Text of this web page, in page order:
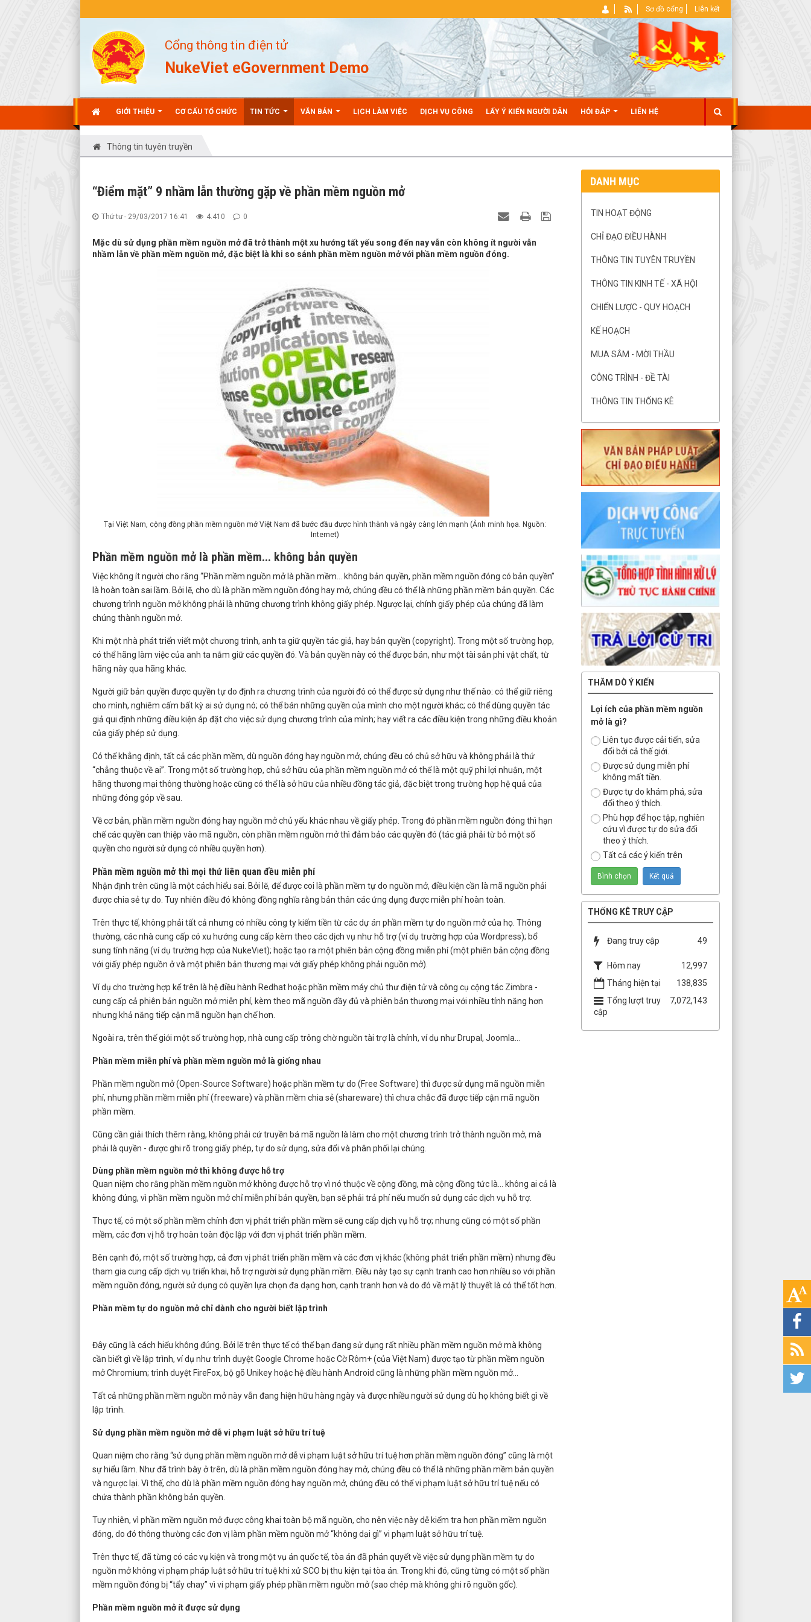
Cổng thông tin điện tử
NukeViet eGovernment Demo
GIỚI THIỆU CƠ CẤU TỔ CHỨC TIN TỨC VĂN BẢN LỊCH LÀM VIỆC DỊCH VỤ CÔNG LẤY Ý KIẾN NGƯỜI DÂN HỎI ĐÁP LIÊN HỆ
Sơ đồ cổng Liên kết
Thông tin tuyên truyền
“Điểm mặt” 9 nhầm lẫn thường gặp về phần mềm nguồn mở
Thứ tư - 29/03/2017 16:41 4.410 0
Mặc dù sử dụng phần mềm nguồn mở đã trở thành một xu hướng tất yếu song đến nay vẫn còn không ít người vẫn
nhầm lẫn về phần mềm nguồn mở, đặc biệt là khi so sánh phần mềm nguồn mở với phần mềm nguồn đóng.
Tại Việt Nam, cộng đồng phần mềm nguồn mở Việt Nam đã bước đầu được hình thành và ngày càng lớn mạnh (Ảnh minh họa. Nguồn:
Internet)
Phần mềm nguồn mở là phần mềm... không bản quyền
Việc không ít người cho rằng “Phần mềm nguồn mở là phần mềm... không bản quyền, phần mềm nguồn đóng có bản quyền”
là hoàn toàn sai lầm. Bởi lẽ, cho dù là phần mềm nguồn đóng hay mở, chúng đều có thể là những phần mềm bản quyền. Các
chương trình nguồn mở không phải là những chương trình không giấy phép. Ngược lại, chính giấy phép của chúng đã làm
chúng thành nguồn mở.
Khi một nhà phát triển viết một chương trình, anh ta giữ quyền tác giả, hay bản quyền (copyright). Trong một số trường hợp,
có thể hãng làm việc của anh ta nắm giữ các quyền đó. Và bản quyền này có thể được bán, như một tài sản phi vật chất, từ
hãng này qua hãng khác.
Người giữ bản quyền được quyền tự do định ra chương trình của người đó có thể được sử dụng như thế nào: có thể giữ riêng
cho mình, nghiêm cấm bất kỳ ai sử dụng nó; có thể bán những quyền của mình cho một người khác; có thể dùng quyền tác
giả qui định những điều kiện áp đặt cho việc sử dụng chương trình của mình; hay viết ra các điều kiện trong những điều khoản
của giấy phép sử dụng.
Có thể khẳng định, tất cả các phần mềm, dù nguồn đóng hay nguồn mở, chúng đều có chủ sở hữu và không phải là thứ
“chẳng thuộc về ai”. Trong một số trường hợp, chủ sở hữu của phần mềm nguồn mở có thể là một quỹ phi lợi nhuận, một
hãng thương mại thông thường hoặc cũng có thể là sở hữu của nhiều đồng tác giả, đặc biệt trong trường hợp hệ quả của
những đóng góp về sau.
Về cơ bản, phần mềm nguồn đóng hay nguồn mở chủ yếu khác nhau về giấy phép. Trong đó phần mềm nguồn đóng thì hạn
chế các quyền can thiệp vào mã nguồn, còn phần mềm nguồn mở thì đảm bảo các quyền đó (tác giả phải từ bỏ một số
quyền cho người sử dụng có nhiều quyền hơn).
Phần mềm nguồn mở thì mọi thứ liên quan đều miễn phí
Nhận định trên cũng là một cách hiểu sai. Bởi lẽ, để được coi là phần mềm tự do nguồn mở, điều kiện cần là mã nguồn phải
được chia sẻ tự do. Tuy nhiên điều đó không đồng nghĩa rằng bản thân các ứng dụng được miễn phí hoàn toàn.
Trên thực tế, không phải tất cả nhưng có nhiều công ty kiếm tiền từ các dự án phần mềm tự do nguồn mở của họ. Thông
thường, các nhà cung cấp có xu hướng cung cấp kèm theo các dịch vụ như hỗ trợ (ví dụ trường hợp của Wordpress); bổ
sung tính năng (ví dụ trường hợp của NukeViet); hoặc tạo ra một phiên bản cộng đồng miễn phí (một phiên bản cộng đồng
với giấy phép nguồn ở và một phiên bản thương mại với giấy phép không phải nguồn mở).
Ví dụ cho trường hợp kể trên là hệ điều hành Redhat hoặc phần mềm máy chủ thư điện tử và công cụ cộng tác Zimbra -
cung cấp cả phiên bản nguồn mở miễn phí, kèm theo mã nguồn đầy đủ và phiên bản thương mại với nhiều tính năng hơn
nhưng khả năng tiếp cận mã nguồn hạn chế hơn.
Ngoài ra, trên thế giới một số trường hợp, nhà cung cấp trông chờ nguồn tài trợ là chính, ví dụ như Drupal, Joomla...
Phần mềm miễn phí và phần mềm nguồn mở là giống nhau
Phần mềm nguồn mở (Open-Source Software) hoặc phần mềm tự do (Free Software) thì được sử dụng mã nguồn miễn
phí, nhưng phần mềm miễn phí (freeware) và phần mềm chia sẻ (shareware) thì chưa chắc đã được tiếp cận mã nguồn
phần mềm.
Cũng cần giải thích thêm rằng, không phải cứ truyền bá mã nguồn là làm cho một chương trình trở thành nguồn mở, mà
phải là quyền - được ghi rõ trong giấy phép, tự do sử dụng, sửa đổi và phân phối lại chúng.
Dùng phần mềm nguồn mở thì không được hỗ trợ
Quan niệm cho rằng phần mềm nguồn mở không được hỗ trợ vì nó thuộc về cộng đồng, mà cộng đồng tức là... không ai cả là
không đúng, vì phần mềm nguồn mở chỉ miễn phí bản quyền, bạn sẽ phải trả phí nếu muốn sử dụng các dịch vụ hỗ trợ.
Thực tế, có một số phần mềm chính đơn vị phát triển phần mềm sẽ cung cấp dịch vụ hỗ trợ; nhưng cũng có một số phần
mềm, các đơn vị hỗ trợ hoàn toàn độc lập với đơn vị phát triển phần mềm.
Bên cạnh đó, một số trường hợp, cả đơn vị phát triển phần mềm và các đơn vị khác (không phát triển phần mềm) nhưng đều
tham gia cung cấp dịch vụ triển khai, hỗ trợ người sử dụng phần mềm. Điều này tạo sự cạnh tranh cao hơn nhiều so với phần
mềm nguồn đóng, người sử dụng có quyền lựa chọn đa dạng hơn, cạnh tranh hơn và do đó về mặt lý thuyết là có thể tốt hơn.
Phần mềm tự do nguồn mở chỉ dành cho người biết lập trình
Đây cũng là cách hiểu không đúng. Bởi lẽ trên thực tế có thể bạn đang sử dụng rất nhiều phần mềm nguồn mở mà không
cần biết gì về lập trình, ví dụ như trình duyệt Google Chrome hoặc Cờ Rôm+ (của Việt Nam) được tạo từ phần mềm nguồn
mở Chromium; trình duyệt FireFox, bộ gõ Unikey hoặc hệ điều hành Android cũng là những phần mềm nguồn mở...
Tất cả những phần mềm nguồn mở này vẫn đang hiện hữu hàng ngày và được nhiều người sử dụng dù họ không biết gì về
lập trình.
Sử dụng phần mềm nguồn mở dễ vi phạm luật sở hữu trí tuệ
Quan niệm cho rằng “sử dụng phần mềm nguồn mở dễ vi phạm luật sở hữu trí tuệ hơn phần mềm nguồn đóng” cũng là một
sự hiểu lầm. Như đã trình bày ở trên, dù là phần mềm nguồn đóng hay mở, chúng đều có thể là những phần mềm bản quyền
và ngược lại. Vì thế, cho dù là phần mềm nguồn đóng hay nguồn mở, chúng đều có thể vi phạm luật sở hữu trí tuệ nếu có
chứa thành phần không bản quyền.
Tuy nhiên, vì phần mềm nguồn mở được công khai toàn bộ mã nguồn, cho nên việc này dễ kiểm tra hơn phần mềm nguồn
đóng, do đó thông thường các đơn vị làm phần mềm nguồn mở “không dại gì” vi phạm luật sở hữu trí tuệ.
Trên thực tế, đã từng có các vụ kiện và trong một vụ án quốc tế, tòa án đã phán quyết về việc sử dụng phần mềm tự do
nguồn mở không vi phạm pháp luật sở hữu trí tuệ khi xử SCO bị thu kiện tại tòa án. Trong khi đó, cũng từng có một số phần
mềm nguồn đóng bị “tẩy chay” vì vi phạm giấy phép phần mềm nguồn mở (sao chép mà không ghi rõ nguồn gốc).
Phần mềm nguồn mở ít được sử dụng
DANH MỤC
TIN HOẠT ĐỘNG
CHỈ ĐẠO ĐIỀU HÀNH
THÔNG TIN TUYÊN TRUYỀN
THÔNG TIN KINH TẾ - XÃ HỘI
CHIẾN LƯỢC - QUY HOẠCH
KẾ HOẠCH
MUA SẮM - MỜI THẦU
CÔNG TRÌNH - ĐỀ TÀI
THÔNG TIN THỐNG KÊ
THĂM DÒ Ý KIẾN
Lợi ích của phần mềm nguồn
mở là gì?
Liên tục được cải tiến, sửa
đổi bởi cả thế giới.
Được sử dụng miễn phí
không mất tiền.
Được tự do khám phá, sửa
đổi theo ý thích.
Phù hợp để học tập, nghiên
cứu vì được tự do sửa đổi
theo ý thích.
Tất cả các ý kiến trên
THỐNG KÊ TRUY CẬP
Đang truy cập 49
Hôm nay
12,997
Tháng hiện tại
138,835
Tổng lượt truy
cập
7,072,143